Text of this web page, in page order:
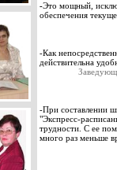
-Это мощный,
обеспечения
-Как
действительна
З
-При составлении
"Экспресс-
трудности. С ее
много раз меньше